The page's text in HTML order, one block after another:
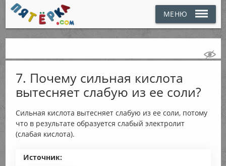
МЕНЮ
7. Почему сильная кислота
вытесняет слабую из ее соли?
Сильная кислота вытесняет слабую из ее соли, потому
что в результате образуется слабый электролит
(слабая кислота).
Источник: